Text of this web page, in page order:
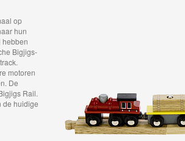
op
hun
hebben
Bigjigs-
motoren
De
Rail.
de huidige